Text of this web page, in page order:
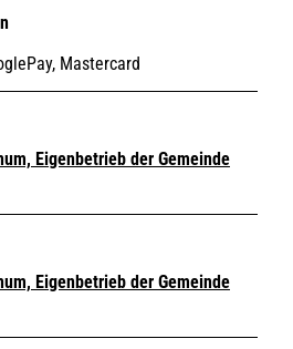
Mastercard
Eigenbetrieb der Gemeinde
Eigenbetrieb der Gemeinde